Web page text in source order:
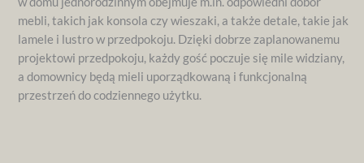
mebli, takich jak konsola czy wieszaki, a także detale, takie jak
lamele i lustro w przedpokoju. Dzięki dobrze zaplanowanemu
projektowi przedpokoju, każdy gość poczuje się mile widziany,
a domownicy będą mieli uporządkowaną i funkcjonalną
przestrzeń do codziennego użytku.